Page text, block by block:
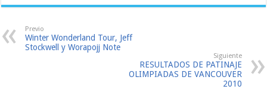
Previo
Winter Wonderland Tour, Jeff
Stockwell y Worapojj Note
Siguiente
RESULTADOS DE PATINAJE
OLIMPIADAS DE VANCOUVER
2010